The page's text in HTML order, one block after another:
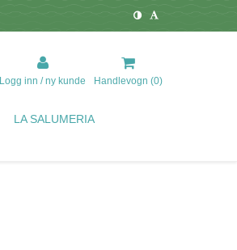
Logg inn / ny kunde Handlevogn (0)
LA SALUMERIA